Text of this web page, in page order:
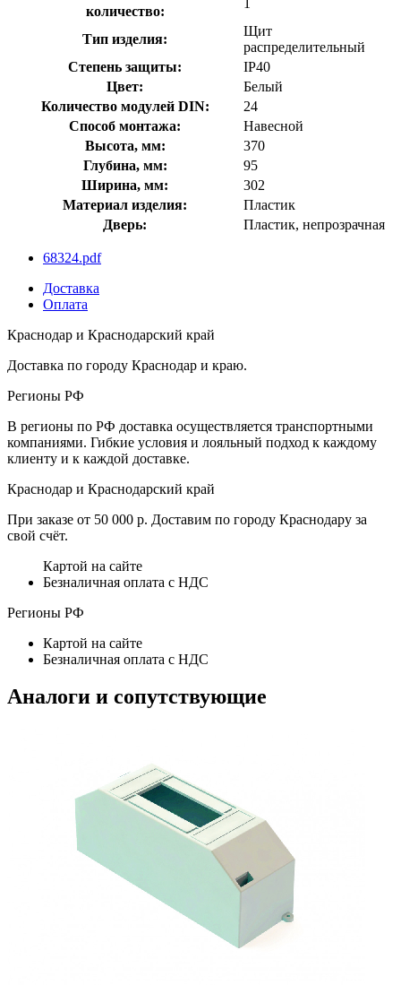
количество:
Тип изделия:
Щит
распределительный
Степень защиты:
IP40
Цвет:
Белый
Количество модулей DIN:
24
Способ монтажа:
Навесной
Высота, мм:
370
Глубина, мм:
95
Ширина, мм:
302
Материал изделия:
Пластик
Дверь:
Пластик, непрозрачная
68324.pdf
Доставка
Оплата
Краснодар и Краснодарский край
Доставка по городу Краснодар и краю.
Регионы РФ
В регионы по РФ доставка осуществляется транспортными
компаниями. Гибкие условия и лояльный подход к каждому
клиенту и к каждой доставке.
Краснодар и Краснодарский край
При заказе от 50 000 р. Доставим по городу Краснодару за
свой счёт.
Картой на сайте
Безналичная оплата с НДС
Регионы РФ
Картой на сайте
Безналичная оплата с НДС
Аналоги и сопутствующие